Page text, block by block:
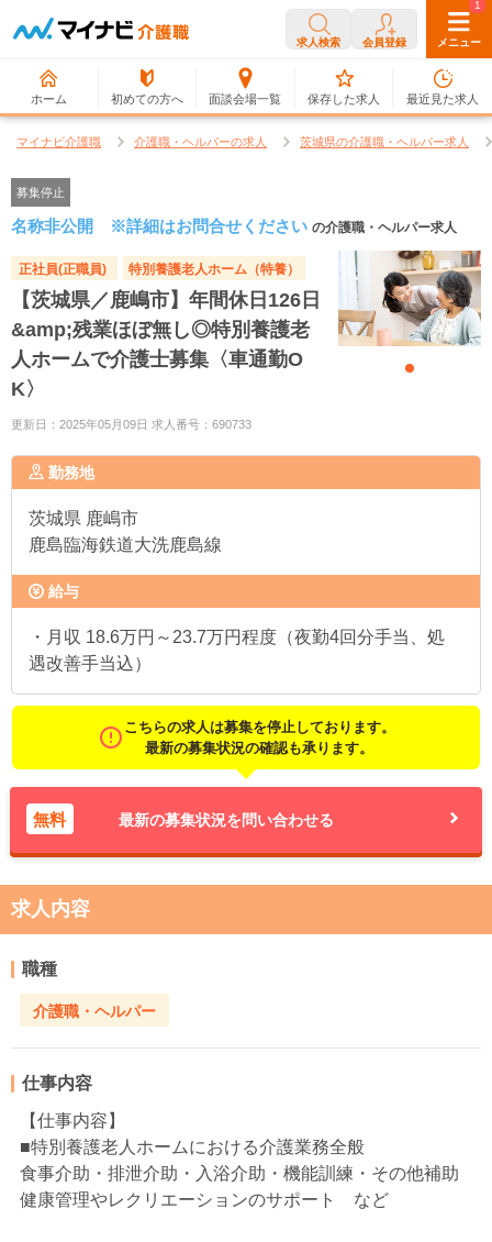
求人検索 会員登録 メニュー
ホーム 初めての方へ 面談会場一覧
0
保存した求人
1
最近見た求人
マイナビ介護職 介護職・ヘルパーの求人 茨城県の介護職・ヘルパー求人
募集停止
名称非公開 ※詳細はお問合せください の介護職・ヘルパー求人
正社員(正職員) 特別養護老人ホーム（特養）
【茨城県／鹿嶋市】年間休日126日
&amp;残業ほぼ無し◎特別養護老
人ホームで介護士募集〈車通勤O
K〉
更新日：2025年05月09日 求人番号：690733
勤務地
茨城県 鹿嶋市
鹿島臨海鉄道大洗鹿島線
給与
・月収 18.6万円～23.7万円程度（夜勤4回分手当、処
遇改善手当込）
こちらの求人は募集を停止しております。
最新の募集状況の確認も承ります。
無料 最新の募集状況を問い合わせる
求人内容
職種
介護職・ヘルパー
仕事内容
【仕事内容】
■特別養護老人ホームにおける介護業務全般
食事介助・排泄介助・入浴介助・機能訓練・その他補助
健康管理やレクリエーションのサポート など